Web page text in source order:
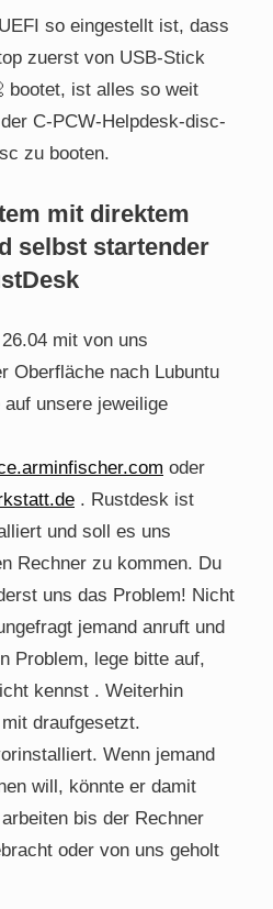
so eingestellt ist, dass
zuerst von USB-Stick
bootet, ist alles so weit
C-PCW-Helpdesk-disc-
zu booten.
mit direktem
selbst startender
mit von uns
Oberfläche nach Lubuntu
unsere jeweilige
oder
. Rustdesk ist
und soll es uns
Rechner zu kommen. Du
uns das Problem! Nicht
jemand anruft und
Problem, lege bitte auf,
kennst . Weiterhin
draufgesetzt.
Wenn jemand
will, könnte er damit
bis der Rechner
oder von uns geholt